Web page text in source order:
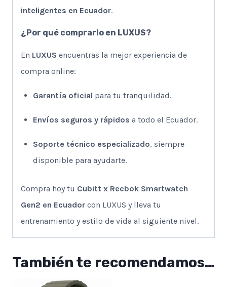
inteligentes en Ecuador.
¿Por qué comprarlo en LUXUS?
En LUXUS encuentras la mejor experiencia de
compra online:
Garantía oficial para tu tranquilidad.
Envíos seguros y rápidos a todo el Ecuador.
Soporte técnico especializado, siempre
disponible para ayudarte.
Compra hoy tu Cubitt x Reebok Smartwatch
Gen2 en Ecuador con LUXUS y lleva tu
entrenamiento y estilo de vida al siguiente nivel.
También te recomendamos…